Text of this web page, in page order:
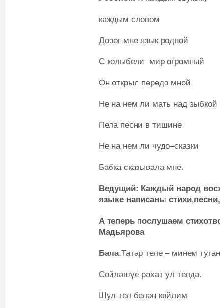
каждым словом
Дорог мне язык родной
С колыбели мир огромный
Он открыл передо мной
Не на нем ли мать над зыбкой
Пела песни в тишине
Не на нем ли чудо–сказки
Бабка сказывала мне.
Ведущий: Каждый народ
языке написаны
А теперь послушаем
Мадьярова
Бала.Татар теле – минем
Сөйләшүе рәхәт ул телдә.
Шул тел белән көйлим